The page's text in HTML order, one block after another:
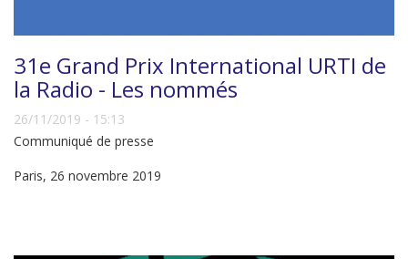
31e Grand Prix International URTI de
la Radio - Les nommés
26/11/2019 - 15:13
Communiqué de presse
Paris, 26 novembre 2019